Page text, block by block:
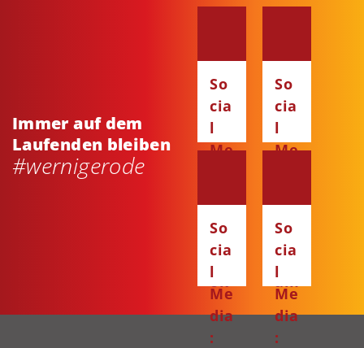
Immer auf dem
Laufenden bleiben
#wernigerode
So
cia
l
Me
ce
bo
ok
So
cia
l
Me
ta
gr
am
So
cia
l
Me
dia
:
So
cia
l
Me
dia
: